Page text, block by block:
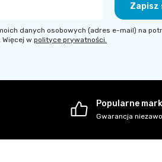
Zapisz
danych osobowych (adres e-mail) na
w polityce prywatności.
Popularne
Gwarancja